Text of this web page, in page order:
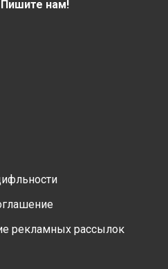
Пишите нам!
рекламных рассылок